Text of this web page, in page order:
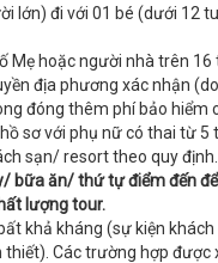
lớn) đi với 01 bé (dưới 12
Mẹ hoặc người nhà trên
địa phương xác nhận
đóng thêm phí bảo hiểm
sơ với phụ nữ có thai từ 5
sạn/ resort theo quy định.
bữa ăn/ thứ tự điểm đến
lượng tour.
khả kháng (sự kiện
Các trường hợp